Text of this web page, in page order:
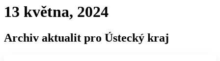
13 května, 2024
Archiv aktualit pro Ústecký kraj